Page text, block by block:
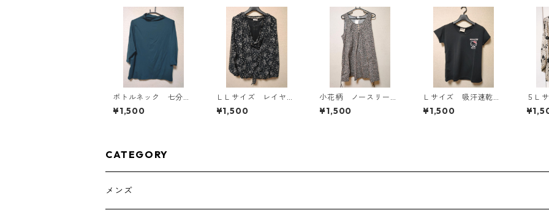
ボトルネック 七分袖
カットソー ４Ｌ テ
ィールグリーン KAE
¥1,500
ＬＬサイズ レイヤー
ド風 シフォンブラウ
ス ブラック KAE-4
¥1,500
小花柄 ノースリーブ
ワンピース ４Ｌ ブ
ラック KAE-4819
¥1,500
Ｌサイズ 吸汗速乾
抗菌防臭・消臭 ハロ
ーキティ ドライメッ
¥1,500
５Ｌ
ト 花
ラウ
CATEGORY
メンズ